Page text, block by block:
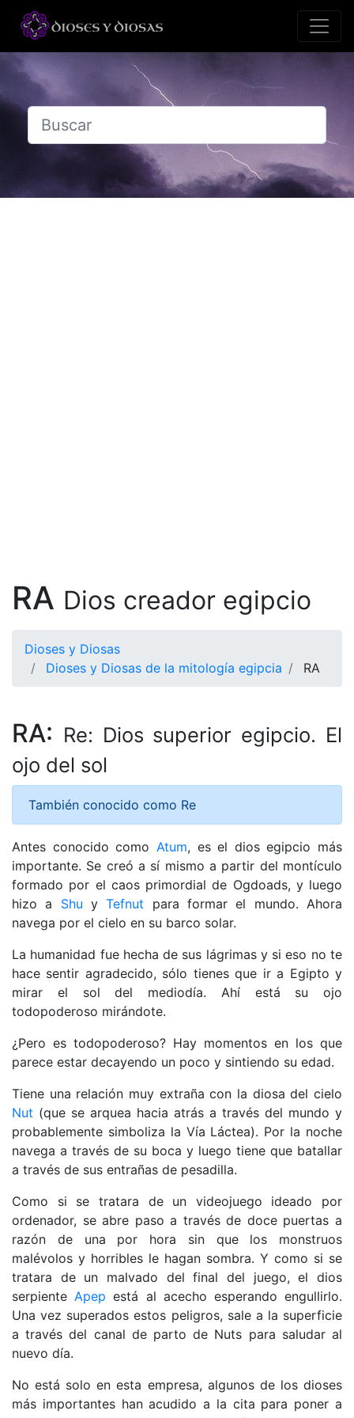
RA Dios creador egipcio
Dioses y Diosas
Dioses y Diosas de la mitología egipcia
RA
RA: Re: Dios superior egipcio. El
ojo del sol
También conocido como Re
Antes conocido como Atum, es el dios egipcio más
importante. Se creó a sí mismo a partir del montículo
formado por el caos primordial de Ogdoads, y luego
hizo a Shu yTefnut para formar el mundo. Ahora
navega por el cielo en su barco solar.
La humanidad fue hecha de sus lágrimas y si eso no te
hace sentir agradecido, sólo tienes que ir a Egipto y
mirar el sol del mediodía. Ahí está su ojo
todopoderoso mirándote.
¿Pero es todopoderoso? Hay momentos en los que
parece estar decayendo un poco y sintiendo su edad.
Tiene una relación muy extraña con la diosa del cielo
Nut (que se arquea hacia atrás a través del mundo y
probablemente simboliza la Vía Láctea). Por la noche
navega a través de su boca y luego tiene que batallar
a través de sus entrañas de pesadilla.
Como si se tratara de un videojuego ideado por
ordenador, se abre paso a través de doce puertas a
razón de una por hora sin que los monstruos
malévolos y horribles le hagan sombra. Y como si se
tratara de un malvado del final del juego, el dios
serpienteApep está al acecho esperando engullirlo.
Una vez superados estos peligros, sale a la superficie
a través del canal de parto de Nuts para saludar al
nuevo día.
No está solo en esta empresa, algunos de los dioses
más importantes han acudido a la cita para poner a